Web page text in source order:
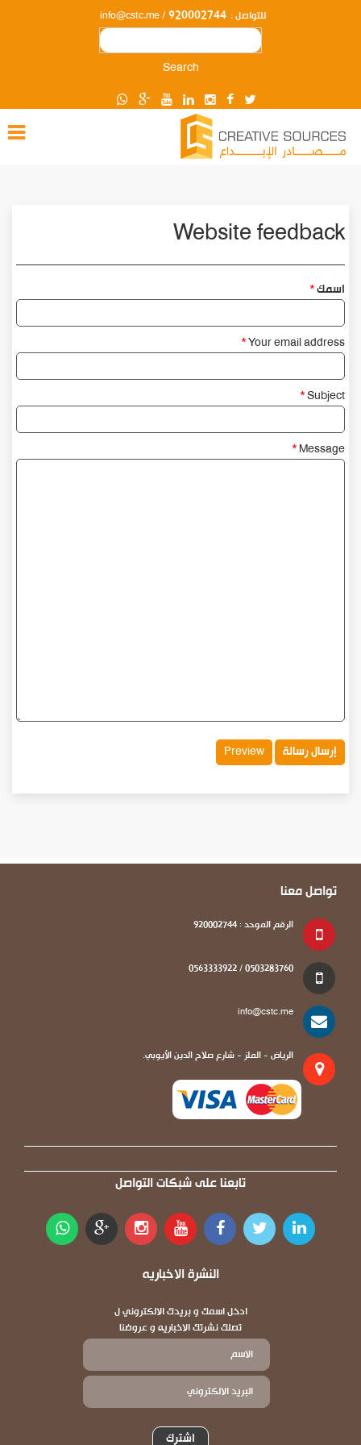
للتواصل : 920002744
/
info@cstc.me
Search
Website feedback
اسمك
Your email address
Subject
Message
تواصل معنا
الرقم الموحد : 920002744
0503283760 / 0563333922
info@cstc.me
الرياض - الملز - شارع صلاح الدين الأيوبي.
تابعنا على شبكات التواصل
النشرة الاخباريه
ادخل اسمك و بريدك الالكتروني ل
تصلك نشرتك الاخباريه و عروضنا
اشترك